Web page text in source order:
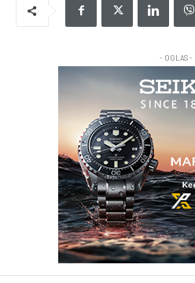
- OGLAS -